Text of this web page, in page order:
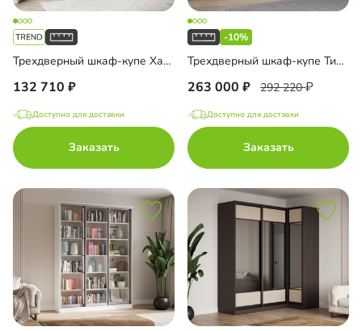
Трехдверный шкаф-купе Хаузен-3-3
132 710
Доступно для доставки
Заказать
-10%
Трехдверный шкаф-купе Тиби-3-1
263 000 292 220
Доступно для доставки
Заказать